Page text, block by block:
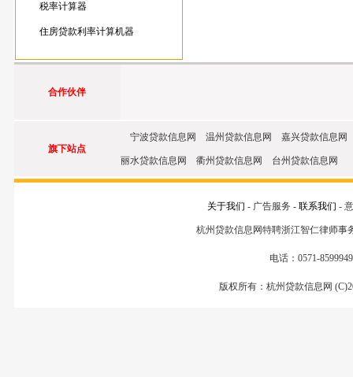
税率计算器
住房贷款利率计算机器
合作伙伴
旗下站点
宁波贷款信息网 温州贷款信息网 嘉兴贷款信息
丽水贷款信息网 衢州贷款信息网 台州贷款信息网
关于我们 - 广告服务 - 联系我们 -
杭州贷款信息网特聘浙江智仁律师
电话：0571-
版权所有：杭州贷款信息网